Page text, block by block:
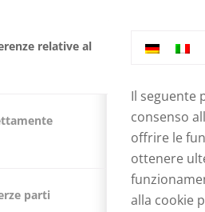
relative al
parti
Il seguente
consenso
offrire le
ottenere
alla cookie
2019
BENEFICENZA
leggere